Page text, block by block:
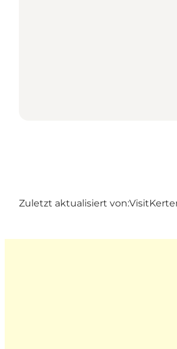
Zuletzt aktualisiert von: